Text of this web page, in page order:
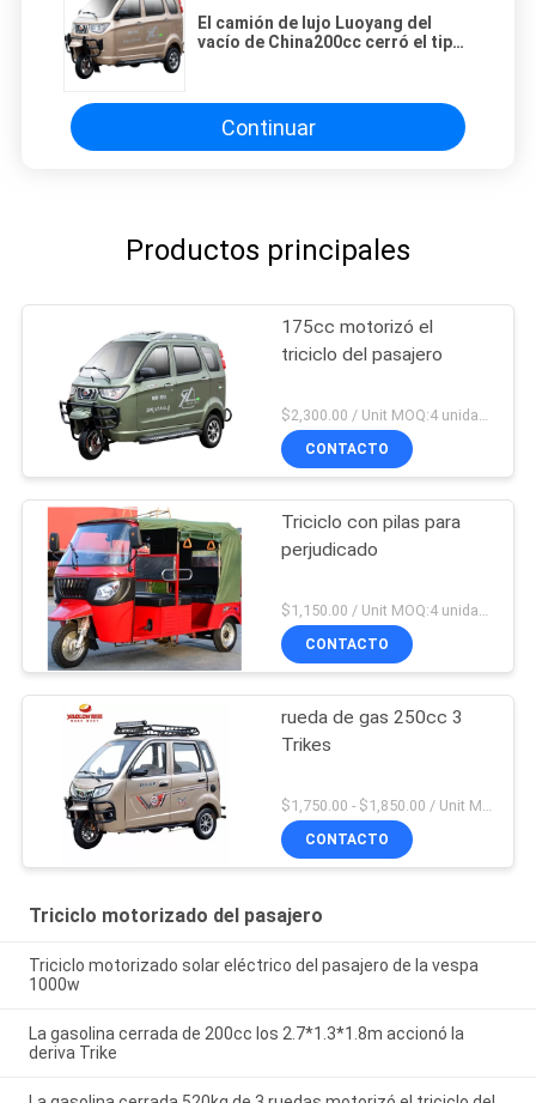
El camión de lujo Luoyang del
vacío de China200cc cerró el tipo
rueda de la cabina 3
Continuar
Productos principales
175cc motorizó el
triciclo del pasajero
$2,300.00 / Unit MOQ:4 unidades
CONTACTO
Triciclo con pilas para
perjudicado
CONTACTO
rueda de gas 250cc 3
Trikes
CONTACTO
Triciclo motorizado del pasajero
Triciclo motorizado solar eléctrico del pasajero de la vespa
1000w
La gasolina cerrada de 200cc los 2.7*1.3*1.8m accionó la
deriva Trike